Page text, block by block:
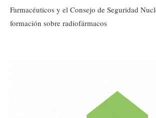
Farmacéuticos y el Consejo de Seguridad
formación sobre radiofármacos